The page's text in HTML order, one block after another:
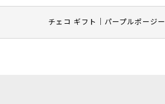
チェコ ギフト｜パープルポージー